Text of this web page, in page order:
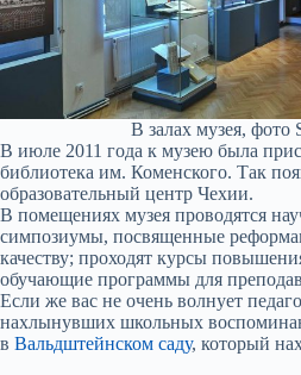
В залах музея, фото
В июле 2011 года к музею была
библиотека им. Коменского. Так
образовательный центр Чехии.
В помещениях музея проводятся
симпозиумы, посвященные
качеству; проходят курсы
обучающие программы для
Если же вас не очень волнует
нахлынувших школьных
в Вальдштейнском саду, который